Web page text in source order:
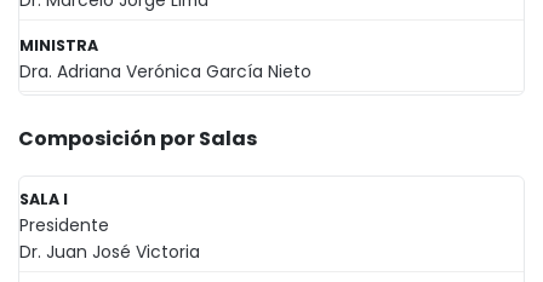
MINISTRA
Dra. Adriana Verónica García Nieto
Composición por Salas
SALA I
Presidente
Dr. Juan José Victoria